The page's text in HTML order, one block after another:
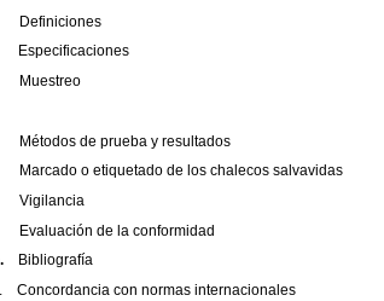
Definiciones
Especificaciones
Muestreo
Métodos de prueba y resultados
Marcado o etiquetado de los chalecos salvavidas
Vigilancia
Evaluación de la conformidad
Bibliografía
Concordancia con normas internacionales